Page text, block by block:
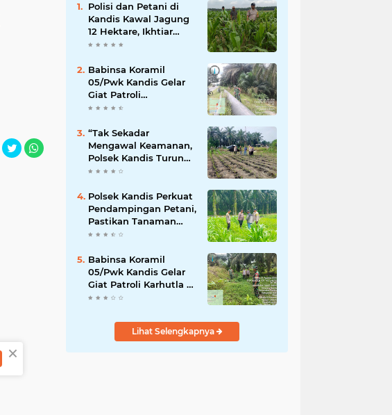
Polisi dan Petani di
Kandis Kawal Jagung
12 Hektare, Ikhtiar
Menjaga Ketahanan
Babinsa Koramil
05/Pwk Kandis Gelar
Giat Patroli
Pengamanan Line
Kandis Kandis
“Tak Sekadar
Mengawal Keamanan,
Polsek Kandis Turun
ke Lahan Jagung
Pangan
Polsek Kandis Perkuat
Pendampingan Petani,
Pastikan Tanaman
Jagung Tumbuh
Swasembada Pangan
Nasional
Babinsa Koramil
05/Pwk Kandis Gelar
Giat Patroli Karhutla di
Wilayah Kelurahan
Lihat Selengkapnya
×